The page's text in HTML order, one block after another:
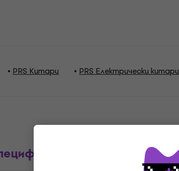
PRS Китари PRS Електрически китари